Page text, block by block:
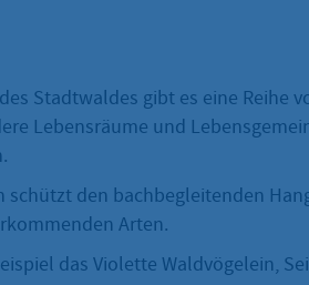
Stadtwaldes gibt es eine Reihe
Lebensräume und
schützt den bachbegleitenden
Arten.
das Violette Waldvögelein,